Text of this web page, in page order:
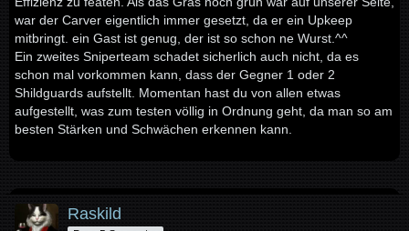
war der Carver eigentlich immer gesetzt, da er ein Upkeep
mitbringt. ein Gast ist genug, der ist so schon ne Wurst.^^
Ein zweites Sniperteam schadet sicherlich auch nicht, da es
schon mal vorkommen kann, dass der Gegner 1 oder 2
Shildguards aufstellt. Momentan hast du von allen etwas
aufgestellt, was zum testen völlig in Ordnung geht, da man so am
besten Stärken und Schwächen erkennen kann.
Raskild